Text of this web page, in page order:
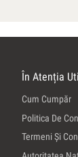
În Atenția
Cum Cumpăr
Politica De
Termeni Şi